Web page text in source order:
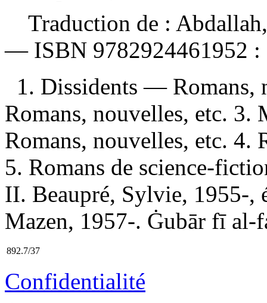
Traduction de :
— ISBN 9782924461952 :
1. Dissidents —
Romans, nouvelles, etc.
Romans, nouvelles, etc. 4.
5. Romans de science-
II. Beaupré, Sylvie, 1955-
Mazen, 1957-. Ġubār fī al-
892.7/37
Confidentialité